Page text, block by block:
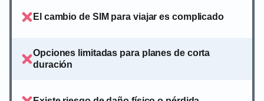
El cambio de SIM para viajar es complicado
Opciones limitadas para planes de corta
duración